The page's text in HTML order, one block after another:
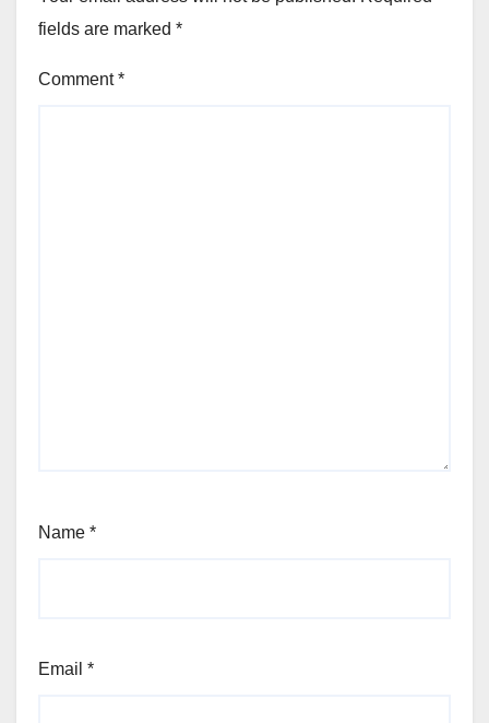
fields are marked *
Comment*
Name *
Email *